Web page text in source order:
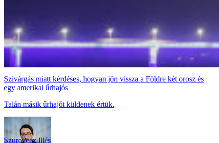
Szivárgás miatt kérdéses, hogyan jön vissza a Földre két orosz és
egy amerikai űrhajós
Talán másik űrhajót küldenek értük.
Szurovecz Illés